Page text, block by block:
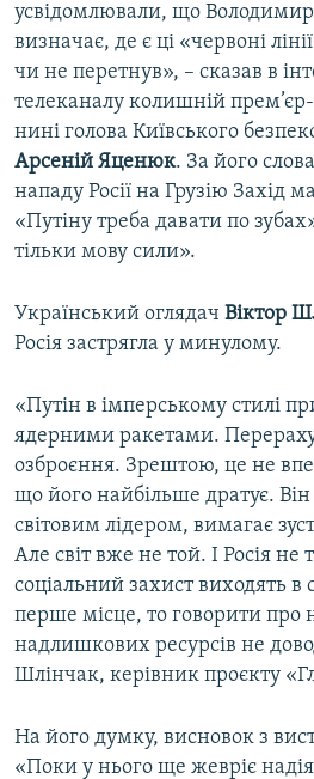
усвідомлювали, що Володимир
визначає, де є ці «червоні
чи не перетнув», – сказав в
телеканалу колишній
нині голова Київського
Арсеній Яценюк. За його
нападу Росії на Грузію Захід
«Путіну треба давати по
тільки мову сили».
Український оглядач Віктор
Росія застрягла у минулому.
«Путін в імперському стилі
ядерними ракетами.
озброєння. Зрештою, це не
що його найбільше дратує.
світовим лідером, вимагає
Але світ вже не той. І Росія не
соціальний захист виходять
перше місце, то говорити про
надлишкових ресурсів не
Шлінчак, керівник проєкту
На його думку, висновок з
«Поки у нього ще жевріє